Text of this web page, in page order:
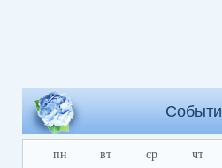
пн вт ср чт